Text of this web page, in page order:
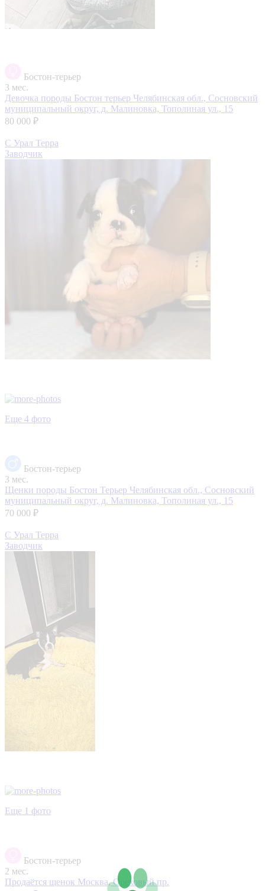
Бостон-терьер
3 мес.
Девочка породы Бостон терьер Челябинская обл., Сосновский
муниципальный округ, д. Малиновка, Тополиная ул., 15
80 000 ₽
С Урал Терра
Заводчик
Еще 4 фото
Бостон-терьер
3 мес.
Щенки породы Бостон Терьер Челябинская обл., Сосновский
муниципальный округ, д. Малиновка, Тополиная ул., 15
70 000 ₽
С Урал Терра
Заводчик
Еще 1 фото
Бостон-терьер
2 мес.
Продаётся щенок Москва, Ореховый пр.